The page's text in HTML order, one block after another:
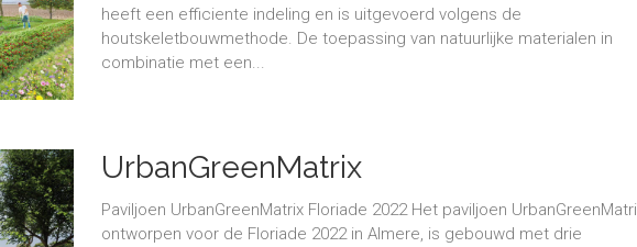
heeft een efficiente indeling en is uitgevoerd volgens de
houtskeletbouwmethode. De toepassing van natuurlijke materialen in
combinatie met een...
UrbanGreenMatrix
Paviljoen UrbanGreenMatrix Floriade 2022 Het paviljoen
ontworpen voor de Floriade 2022 in Almere, is gebouwd met drie